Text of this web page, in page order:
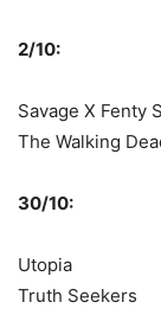
2/10:
Savage X Fenty
The Walking
30/10:
Utopia
Truth Seekers